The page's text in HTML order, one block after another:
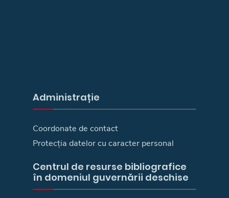
Administrație
Coordonate de contact
Protecția datelor cu caracter personal
Centrul de resurse bibliografice
în domeniul guvernării deschise